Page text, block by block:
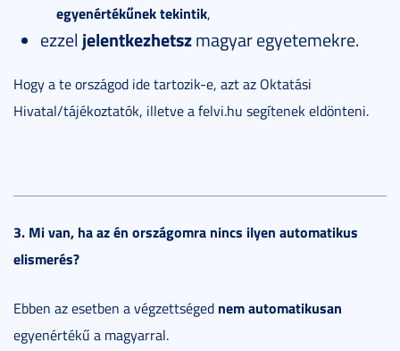
egyenértékűnek tekintik,
ezzel jelentkezhetszmagyar egyetemekre.
Hogy a te országod ide tartozik-e, azt az Oktatási
Hivatal/tájékoztatók, illetve a felvi.hu segítenek eldönteni.
3. Mi van, ha az én országomra nincs ilyen automatikus
elismerés?
Ebben az esetben a végzettséged nem automatikusan
egyenértékű a magyarral.